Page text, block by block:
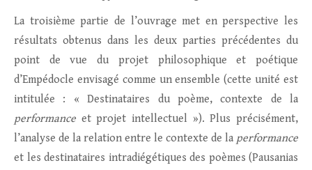
La troisième partie de l’ouvrage met en perspective les
résultats obtenus dans les deux parties précédentes du
point de vue du projet philosophique et poétique
d’Empédocle envisagé comme un ensemble (cette unité est
intitulée : « Destinataires du poème, contexte de la
performance et projet intellectuel »). Plus précisément,
l’analyse de la relation entre le contexte de la performance
et les destinataires intradiégétiques des poèmes (Pausanias